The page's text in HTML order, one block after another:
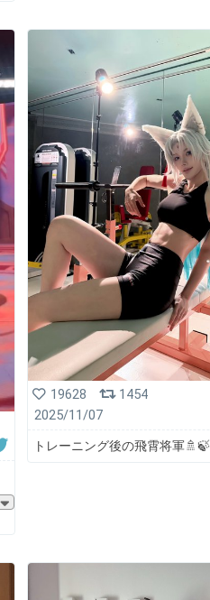
19628
1454
2025/11/07
トレーニング後の飛霄将軍🚿🍃